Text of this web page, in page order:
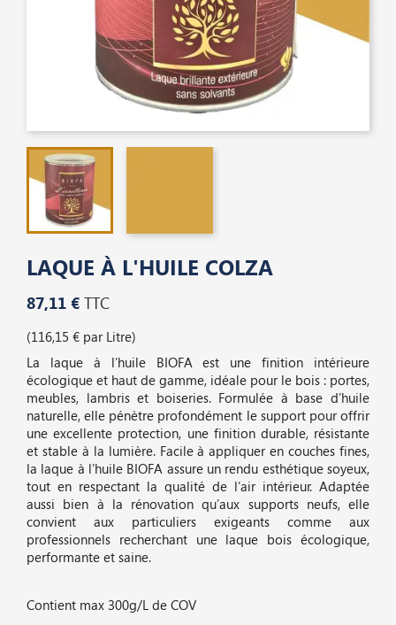
LAQUE À L'HUILE COLZA
87,11 € TTC
(116,15 € par Litre)
La laque à l’huile BIOFA est une finition intérieure
écologique et haut de gamme, idéale pour le bois : portes,
meubles, lambris et boiseries. Formulée à base d’huile
naturelle, elle pénètre profondément le support pour offrir
une excellente protection, une finition durable, résistante
et stable à la lumière. Facile à appliquer en couches fines,
la laque à l’huile BIOFA assure un rendu esthétique soyeux,
tout en respectant la qualité de l’air intérieur. Adaptée
aussi bien à la rénovation qu’aux supports neufs, elle
convient aux particuliers exigeants comme aux
professionnels recherchant une laque bois écologique,
performante et saine.
Contient max 300g/L de COV